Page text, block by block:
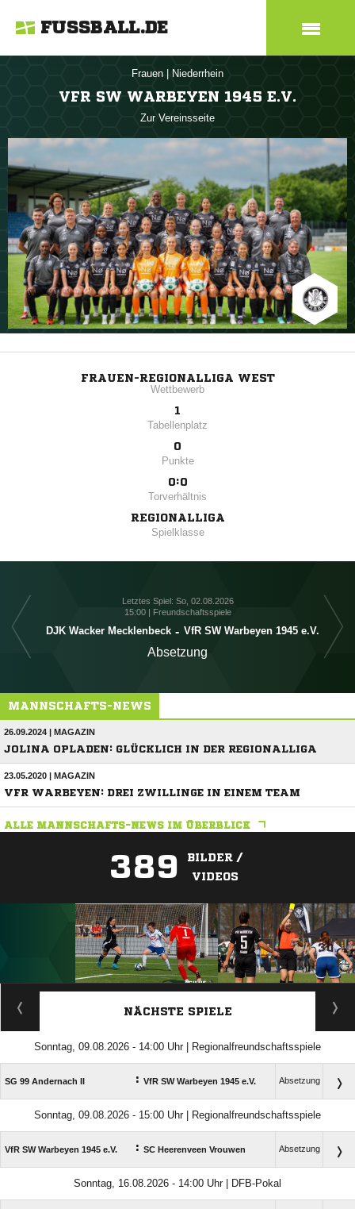
FUSSBALL.DE
Frauen Niederrhein
VFR SW WARBEYEN 1945 E.V.
Zur Vereinsseite
FRAUEN-REGIONALLIGA WEST
Wettbewerb
1
Tabellenplatz
0
Punkte
0:0
Torverhältnis
REGIONALLIGA
Spielklasse
Letztes Spiel: So, 02.08.2026
15:00 | Freundschaftsspiele
DJK Wacker Mecklenbeck - VfR SW Warbeyen 1945 e.V.
Absetzung
MANNSCHAFTS-NEWS
26.09.2024 | MAGAZIN
JOLINA OPLADEN: GLÜCKLICH IN DER REGIONALLIGA
23.05.2020 | MAGAZIN
VFR WARBEYEN: DREI ZWILLINGE IN EINEM TEAM
ALLE MANNSCHAFTS-NEWS IM ÜBERBLICK
389
BILDER /
VIDEOS
ANZEIGE
NÄCHSTE SPIELE
Sonntag, 09.08.2026 - 14:00 Uhr | Regionalfreundschaftsspiele
SG 99 Andernach II : VfR SW Warbeyen 1945 e.V. Absetzung
Sonntag, 09.08.2026 - 15:00 Uhr | Regionalfreundschaftsspiele
VfR SW Warbeyen 1945 e.V. : SC Heerenveen Vrouwen Absetzung
Sonntag, 16.08.2026 - 14:00 Uhr | DFB-Pokal